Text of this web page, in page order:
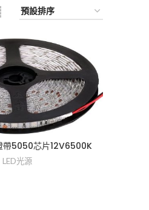
帶5050芯片12V6500K
LED光源